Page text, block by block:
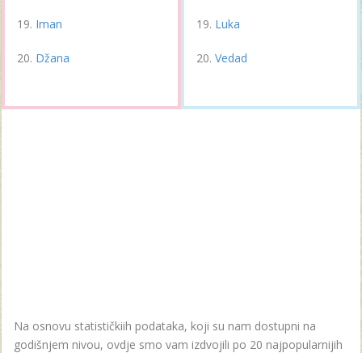
Iman
Džana
Luka
Vedad
Na osnovu statističkiih podataka, koji su nam dostupni na
godišnjem nivou, ovdje smo vam izdvojili po 20 najpopularnijih